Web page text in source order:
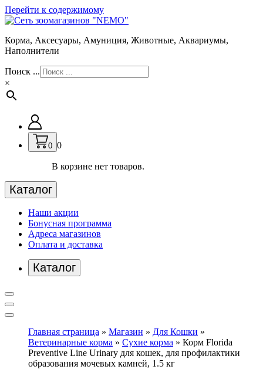
Перейти к содержимому
Корма, Аксесуары, Амуниция, Животные, Аквариумы,
Наполнители
Поиск ...
×
0 0
В корзине нет товаров.
Каталог
Наши акции
Бонусная программа
Адреса магазинов
Оплата и доставка
Каталог
Главная страница » Магазин » Для Кошки »
Ветеринарные корма » Сухие корма » Корм Florida
Preventive Line Urinary для кошек, для профилактики
образования мочевых камней, 1.5 кг